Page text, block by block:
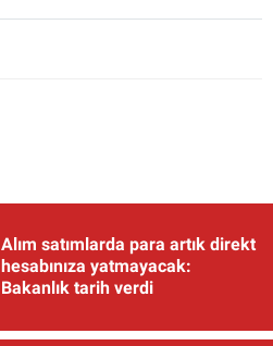
Alım satımlarda para artık direkt
hesabınıza yatmayacak:
Bakanlık tarih verdi